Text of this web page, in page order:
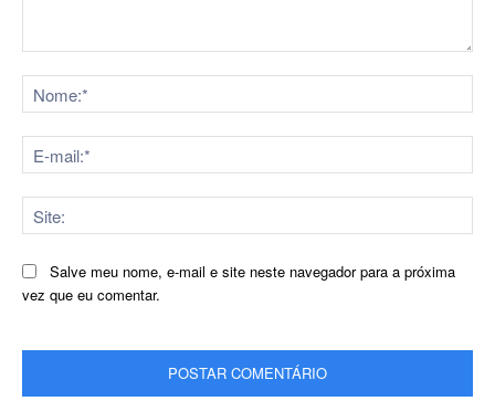
Salve meu nome, e-mail e site neste navegador para a próxima
vez que eu comentar.